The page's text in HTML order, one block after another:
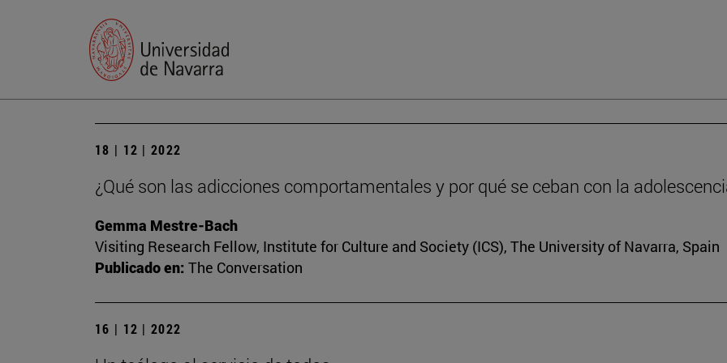
18 | 12 | 2022
¿Qué son las adicciones comportamentales y por qué se ceban con la
Gemma Mestre-Bach
Visiting Research Fellow, Institute for Culture and Society (ICS), The University of Navarra, Spain
Publicado en: The Conversation
16 | 12 | 2022